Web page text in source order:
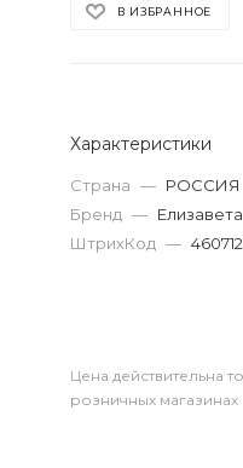
В ИЗБРАННОЕ
Характеристики
Страна — РОССИЯ
Бренд — Елизавета
ШтрихКод —
Цена действительна
розничных магазинах